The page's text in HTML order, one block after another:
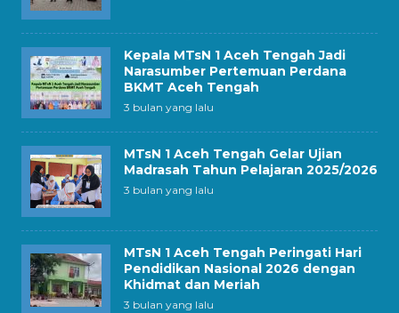
Kepala MTsN 1 Aceh Tengah Jadi
Narasumber Pertemuan Perdana
BKMT Aceh Tengah
3 bulan yang lalu
MTsN 1 Aceh Tengah Gelar Ujian
Madrasah Tahun Pelajaran 2025/2026
3 bulan yang lalu
MTsN 1 Aceh Tengah Peringati Hari
Pendidikan Nasional 2026 dengan
Khidmat dan Meriah
3 bulan yang lalu